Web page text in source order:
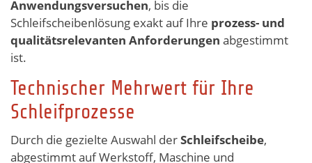
Anwendungsversuchen, bis die
Schleifscheibenlösung exakt auf Ihre prozess- und
qualitätsrelevanten Anforderungen abgestimmt
ist.
Technischer Mehrwert für Ihre
Schleifprozesse
Durch die gezielte Auswahl derSchleifscheibe,
abgestimmt auf Werkstoff, Maschine und